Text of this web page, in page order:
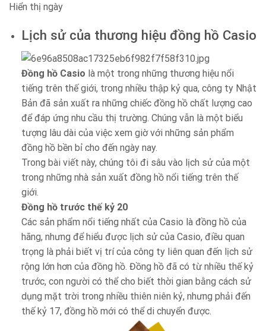
Hiển thị ngày
Lịch sử của thương hiệu đồng hồ Casio
Đồng hồ Casio là một trong những thương hiệu nổi
tiếng trên thế giới, trong nhiều thập kỷ qua, công ty Nhật
Bản đã sản xuất ra những chiếc đồng hồ chất lượng cao
để đáp ứng nhu cầu thị trường. Chúng vẫn là một biểu
tượng lâu dài của việc xem giờ với những sản phẩm
đồng hồ bền bỉ cho đến ngày nay.
Trong bài viết này, chúng tôi đi sâu vào lịch sử của một
trong những nhà sản xuất đồng hồ nổi tiếng trên thế
giới.
Đồng hồ trước thế kỷ 20
Các sản phẩm nổi tiếng nhất của Casio là đồng hồ của
hãng, nhưng để hiểu được lịch sử của Casio, điều quan
trọng là phải biết vị trí của công ty liên quan đến lịch sử
rộng lớn hơn của đồng hồ. Đồng hồ đã có từ nhiều thế kỷ
trước, con người có thể cho biết thời gian bằng cách sử
dụng mặt trời trong nhiều thiên niên kỷ, nhưng phải đến
thế kỷ 17, đồng hồ mới có thể di chuyển được.